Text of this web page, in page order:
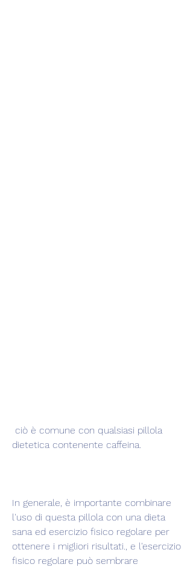
dietetica contenente caffeina.
In generale, è importante combinare
l'uso di questa pillola con una dieta
sana ed esercizio fisico regolare per
ottenere i migliori risultati., e l'esercizio
fisico regolare può sembrare